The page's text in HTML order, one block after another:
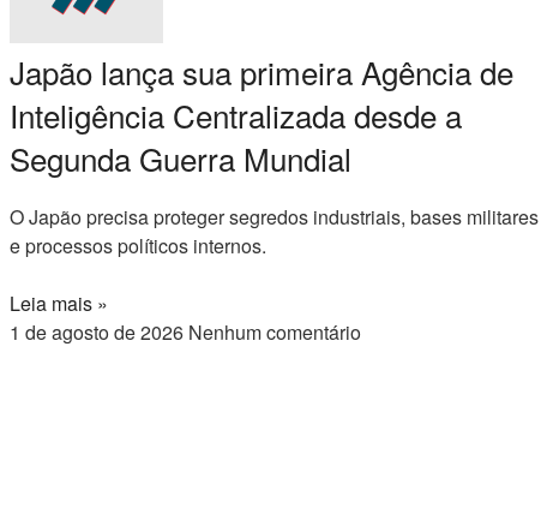
Japão lança sua primeira Agência de
Inteligência Centralizada desde a
Segunda Guerra Mundial
O Japão precisa proteger segredos industriais, bases militares
e processos políticos internos.
Leia mais »
1 de agosto de 2026 Nenhum comentário